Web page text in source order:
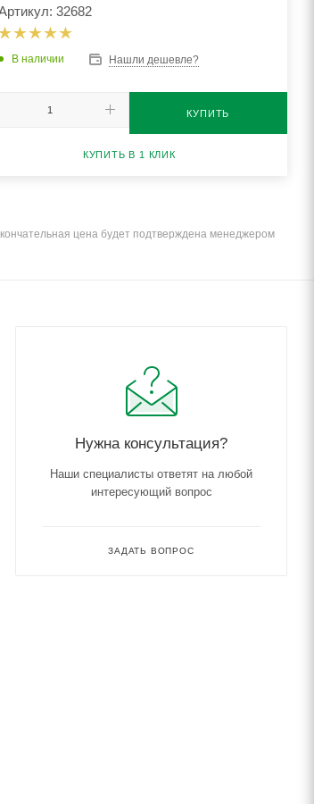
32682
В наличии Нашли дешевле?
КУПИТЬ
КУПИТЬ В 1 КЛИК
цена будет подтверждена менеджером
Нужна консультация?
Наши специалисты ответят на любой
интересующий вопрос
ЗАДАТЬ ВОПРОС